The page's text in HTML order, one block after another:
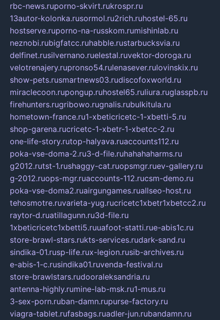
rbc-news.ruporno-skvirt.rukrospr.ru
13autor-kolonka.rusormol.ru2rich.ruhostel-65.ru
hostserve.ruporno-na-russkom.rumishinlab.ru
neznobi.rubigfatcc.ruhabble.rustarbucksvia.ru
delfinet.rusilvernano.ruelestal.ruvektor-doroga.ru
velotrenajery.rupronso54.rulenasever.rulovinskix.ru
show-pets.rusmartnews03.rudiscofoxworld.ru
miraclecoon.rupongup.ruhostel65.ruliura.ruglasspb.ru
firehunters.rugribowo.rugnalis.rubulkitula.ru
hometown-france.ru1-xbeticricetc-1-xbetti-5.ru
shop-garena.rucricetc-1-xbetr-1-xbetcc-2.ru
one-life-story.rutop-halyava.ruaccounts112.ru
poka-vse-doma-2.ru3-d-file.ruhahahaharms.ru
g2012.rutst-1.rushaggy-cat.ruopsmgr.ruev-gallery.ru
g-2012.ruops-mgr.ruaccounts-112.rucsm-demo.ru
poka-vse-doma2.ruairgungames.ruallseo-host.ru
tehosmotre.ruvarieta-yug.rucricetc1xbetr1xbetcc2.ru
raytor-d.ruatillagunn.ru3d-file.ru
1xbeticricetc1xbetti5.ruuafoot-statti.rue-abis1c.ru
store-brawl-stars.rukts-services.rudark-sand.ru
sindika-01.rusp-life.rux-legion.rusib-archives.ru
e-abis-1-c.rusindika01.ruvenda-festival.ru
store-brawlstars.rudooraleksandria.ru
antenna-highly.rumine-lab-msk.ru1-mus.ru
3-sex-porn.ruban-damn.rupurse-factory.ru
viagra-tablet.rufasbags.ruadler-jun.rubandamn.ru